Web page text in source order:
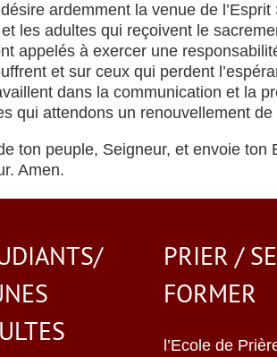
ardemment la venue de
les adultes qui reçoivent le
appelés à exercer une
et sur ceux qui perdent
dans la communication et la
qui attendons un renouvellement
ton peuple, Seigneur, et envoie
Amen.
PRIER / SE
FORMER
l’Ecole de